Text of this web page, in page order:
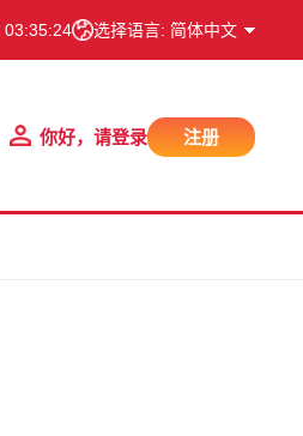
03:35:25 选择语言: 简体中文
你好，请登录 注册